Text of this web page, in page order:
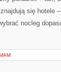
się hotele
nocleg